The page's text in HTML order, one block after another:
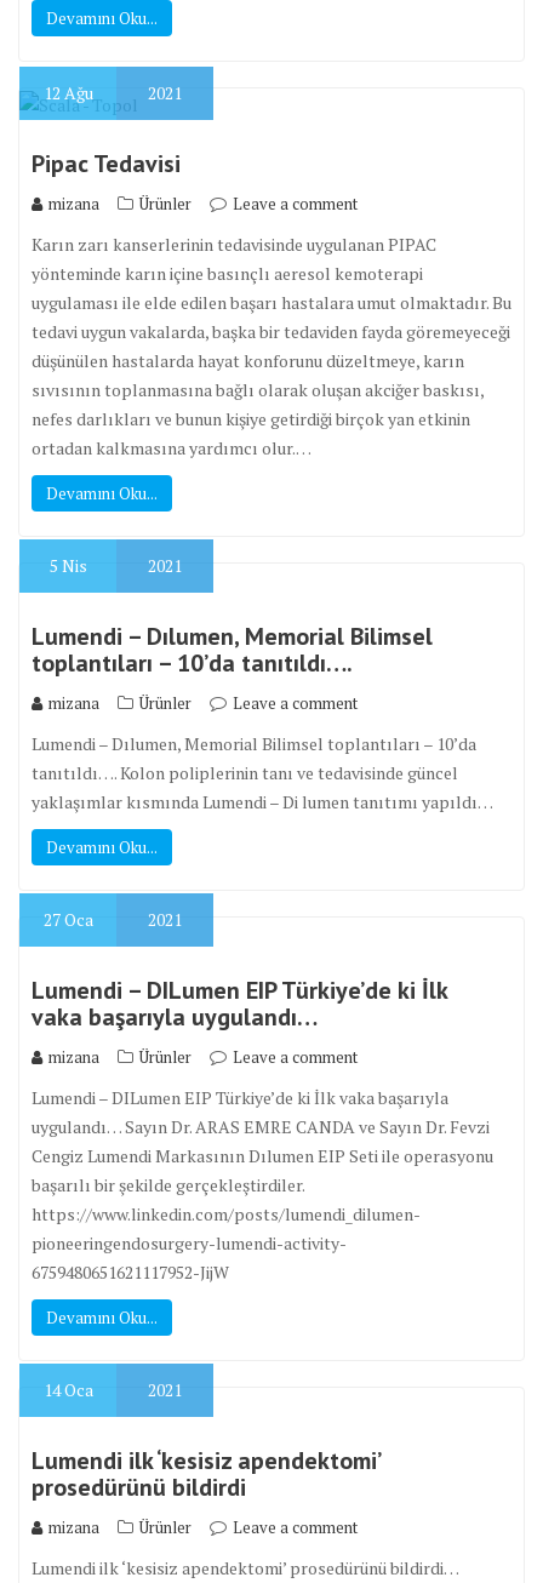
Devamını Oku...
12 Ağu 2021
Pipac Tedavisi
mizana Ürünler Leave a comment
Karın zarı kanserlerinin tedavisinde uygulanan PIPAC
yönteminde karın içine basınçlı aeresol kemoterapi
uygulaması ile elde edilen başarı hastalara umut olmaktadır. Bu
tedavi uygun vakalarda, başka bir tedaviden fayda göremeyeceği
düşünülen hastalarda hayat konforunu düzeltmeye, karın
sıvısının toplanmasına bağlı olarak oluşan akciğer baskısı,
nefes darlıkları ve bunun kişiye getirdiği birçok yan etkinin
ortadan kalkmasına yardımcı olur.…
Devamını Oku...
5 Nis 2021
Lumendi – Dılumen, Memorial Bilimsel
toplantıları – 10’da tanıtıldı….
mizana Ürünler Leave a comment
Lumendi – Dılumen, Memorial Bilimsel toplantıları – 10’da
tanıtıldı…. Kolon poliplerinin tanı ve tedavisinde güncel
yaklaşımlar kısmında Lumendi – Di lumen tanıtımı yapıldı…
Devamını Oku...
27Oca 2021
Lumendi – DILumen EIP Türkiye’de ki İlk
vaka başarıyla uygulandı…
mizana Ürünler Leave a comment
Lumendi – DILumen EIP Türkiye’de ki İlk vaka başarıyla
uygulandı… Sayın Dr. ARAS EMRE CANDA ve Sayın Dr. Fevzi
Cengiz Lumendi Markasının Dılumen EIP Seti ile operasyonu
başarılı bir şekilde gerçekleştirdiler.
https://www.linkedin.com/posts/lumendi_dilumen-
pioneeringendosurgery-lumendi-activity-
6759480651621117952-JijW
Devamını Oku...
14Oca 2021
Lumendi ilk ‘kesisiz apendektomi’
prosedürünü bildirdi
mizana Ürünler Leave a comment
Lumendi ilk ‘kesisiz apendektomi’ prosedürünü bildirdi…